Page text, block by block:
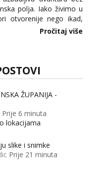
polja. Iako živimo u
otvorenije nego ikad,
burne rasprave. Što
Pročitaj više
ŽUPANIJA -
Prije 6 minuta
lokacijama
slike i snimke
Prije 21 minuta